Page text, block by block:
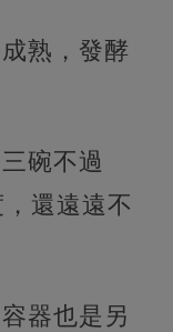
熟，發酵
碗不過
還遠遠不
器也是另